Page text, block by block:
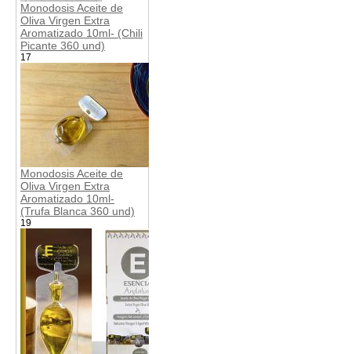
Monodosis Aceite de
Oliva Virgen Extra
Aromatizado 10ml- (Chili
Picante 360 und)
17
Monodosis Aceite de
Oliva Virgen Extra
Aromatizado 10ml-
(Trufa Blanca 360 und)
19